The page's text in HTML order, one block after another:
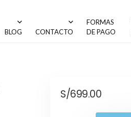
BLOG
CONTACTO
FORMAS
DE PAGO
S/699.00